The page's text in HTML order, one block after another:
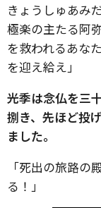
きょうしゅあみ
極楽の主たる阿
を救われるあな
を迎え給え」
光季は念仏を三
捌き、先ほど投
ました。
「死出の旅路
る！」